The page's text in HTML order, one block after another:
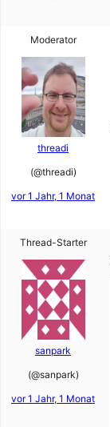
Moderator
threadi
(@threadi)
vor 1 Jahr, 1 Monat
Thread-Starter
sanpark
(@sanpark)
vor 1 Jahr, 1 Monat